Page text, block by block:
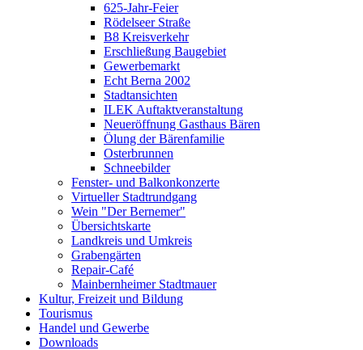
625-Jahr-Feier
Rödelseer Straße
B8 Kreisverkehr
Erschließung Baugebiet
Gewerbemarkt
Echt Berna 2002
Stadtansichten
ILEK Auftaktveranstaltung
Neueröffnung Gasthaus Bären
Ölung der Bärenfamilie
Osterbrunnen
Schneebilder
Fenster- und Balkonkonzerte
Virtueller Stadtrundgang
Wein "Der Bernemer"
Übersichtskarte
Landkreis und Umkreis
Grabengärten
Repair-Café
Mainbernheimer Stadtmauer
Kultur, Freizeit und Bildung
Tourismus
Handel und Gewerbe
Downloads